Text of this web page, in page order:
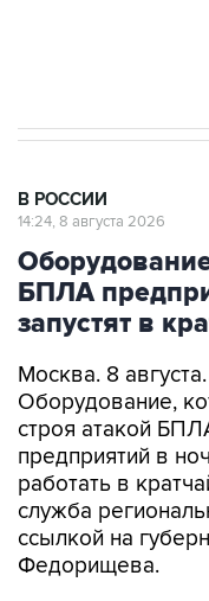
В РОССИИ
14:24, 8 августа 2026
БПЛА
запустят в
Москва. 8
Оборудование,
строя атакой
предприятий в
работать в
служба
ссылкой на
Федорищева.